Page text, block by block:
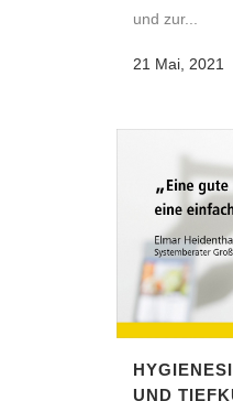
und zur...
21 Mai, 2021
UND